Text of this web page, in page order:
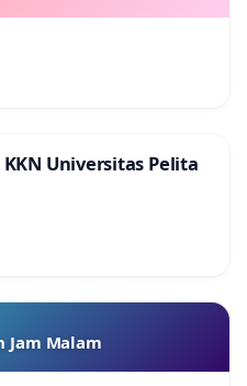
Universitas Pelita
Jam Malam